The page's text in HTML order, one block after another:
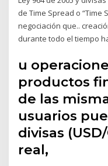
de Time Spread o “Time
negociación que..
durante todo el tiempo
u
productos
de las
usuarios
divisas
real,